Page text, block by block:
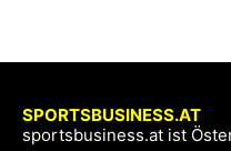
SPORTSBUSINESS.AT
sportsbusiness.at ist